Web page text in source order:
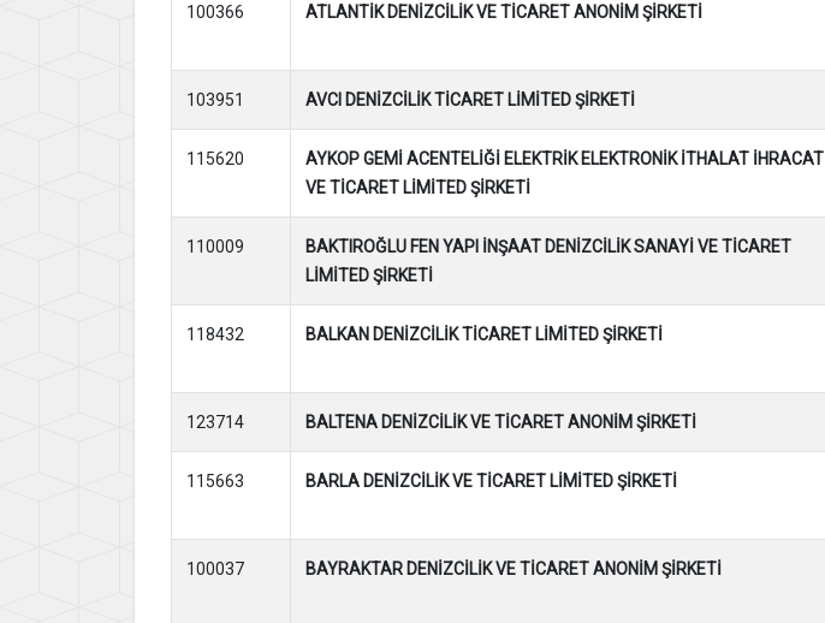
100366 ATLANTİK DENİZCİLİK VE TİCARET ANONİM ŞİRKETİ
103951 AVCI DENİZCİLİK TİCARET LİMİTED ŞİRKETİ
115620
AYKOP GEMİ ACENTELİĞİ ELEKTRİK ELEKTRONİK İTHALAT İHRACAT
VE TİCARET LİMİTED ŞİRKETİ
110009
BAKTIROĞLU FEN YAPI İNŞAAT DENİZCİLİK SANAYİ VE TİCARET
LİMİTED ŞİRKETİ
118432 BALKAN DENİZCİLİK TİCARET LİMİTED ŞİRKETİ
123714 BALTENA DENİZCİLİK VE TİCARET ANONİM ŞİRKETİ
115663 BARLA DENİZCİLİK VE TİCARET LİMİTED ŞİRKETİ
100037 BAYRAKTAR DENİZCİLİK VE TİCARET ANONİM ŞİRKETİ